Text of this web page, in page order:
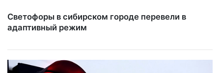
Светофоры в сибирском городе перевели в
адаптивный режим